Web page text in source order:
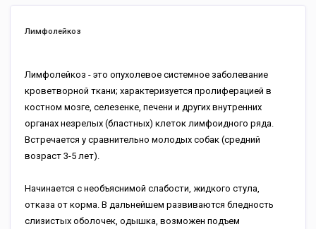
Лимфолейкоз
Лимфолейкоз - это опухолевое системное заболевание
кроветворной ткани; характеризуется пролиферацией в
костном мозге, селезенке, печени и других внутренних
органах незрелых (бластных) клеток лимфоидного ряда.
Встречается у сравнительно молодых собак (средний
возраст 3-5 лет).
Начинается с необъяснимой слабости, жидкого стула,
отказа от корма. В дальнейшем развиваются бледность
слизистых оболочек, одышка, возможен подъем